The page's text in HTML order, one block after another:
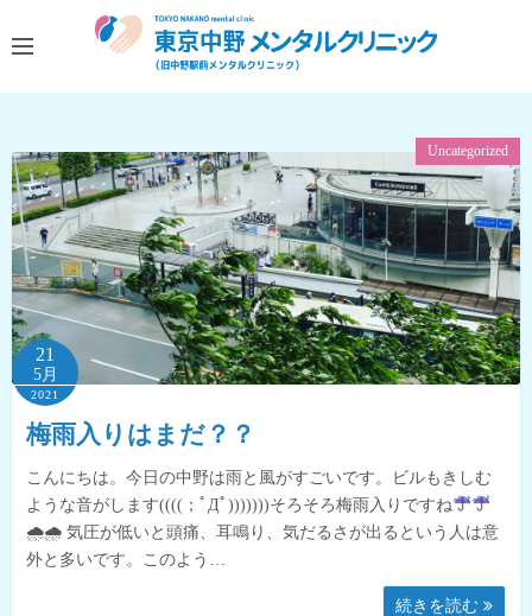
ン
へ
ス
キ
ッ
プ
Uncategorized
21
5月
2021
梅雨入りはまだ？？
こんにちは。今日の中野は雨と風がすごいです。ビルもきしむ
ような音がします((((；ﾟДﾟ)))))))そろそろ梅雨入りですね
🌧🌧 気圧が低いと頭痛、耳鳴り、気だるさが出るという人は意
外と多いです。このよう…
続きを読む